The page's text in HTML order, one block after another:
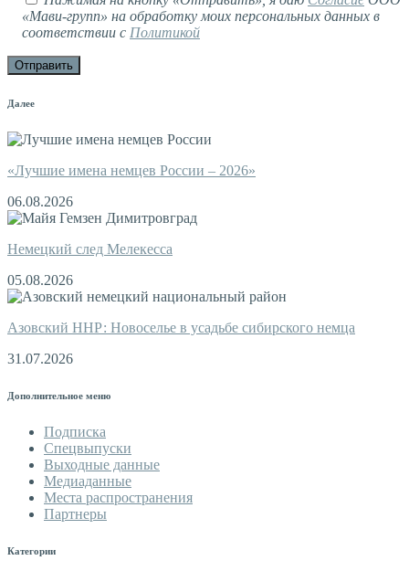
«Мави-групп» на обработку моих персональных данных в
соответствии с Политикой
Далее
«Лучшие имена немцев России – 2026»
06.08.2026
Немецкий след Мелекесса
05.08.2026
Азовский ННР: Новоселье в усадьбе сибирского немца
31.07.2026
Дополнительное меню
Подписка
Спецвыпуски
Выходные данные
Медиаданные
Места распространения
Партнеры
Категории